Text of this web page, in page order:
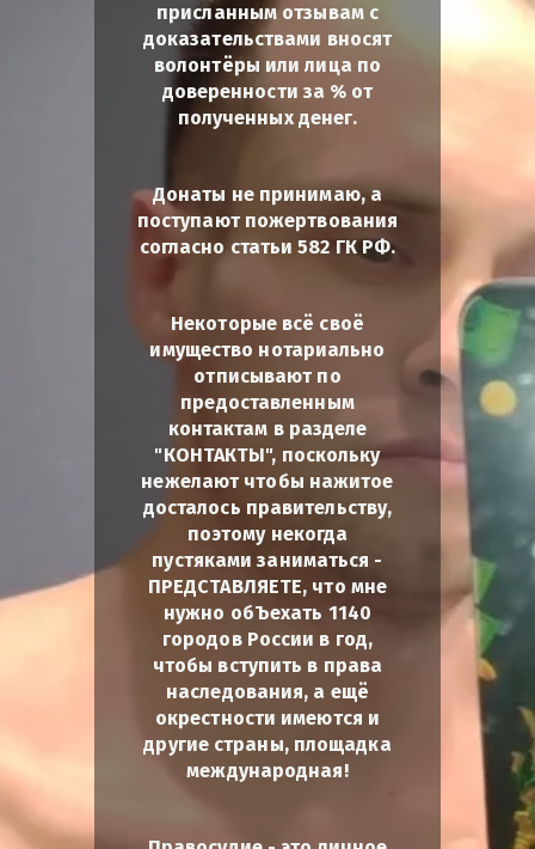
присланным отзывам с
доказательствами вносят
волонтёры или лица по
доверенности за % от
полученных денег.
Донаты не принимаю, а
поступают пожертвования
согласно статьи 582 ГК РФ.
Некоторые всё своё
имущество нотариально
отписывают по
предоставленным
контактам в разделе
"КОНТАКТЫ", поскольку
нежелают чтобы нажитое
досталось правительству,
поэтому некогда
пустяками заниматься -
ПРЕДСТАВЛЯЕТЕ, что мне
нужно обЪехать 1140
городов России в год,
чтобы вступить в права
наследования, а ещё
окрестности имеются и
другие страны, площадка
международная!